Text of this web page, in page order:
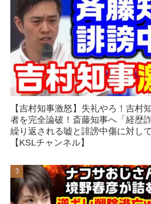
【吉村知事激怒】失礼やろ！吉村
者を完全論破！斎藤知事へ「経歴
繰り返される嘘と誹謗中傷に対し
【KSLチャンネル】